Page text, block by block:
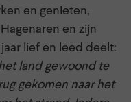
en genieten,
en zijn
lief en leed deelt:
land gewoond te
gekomen naar het